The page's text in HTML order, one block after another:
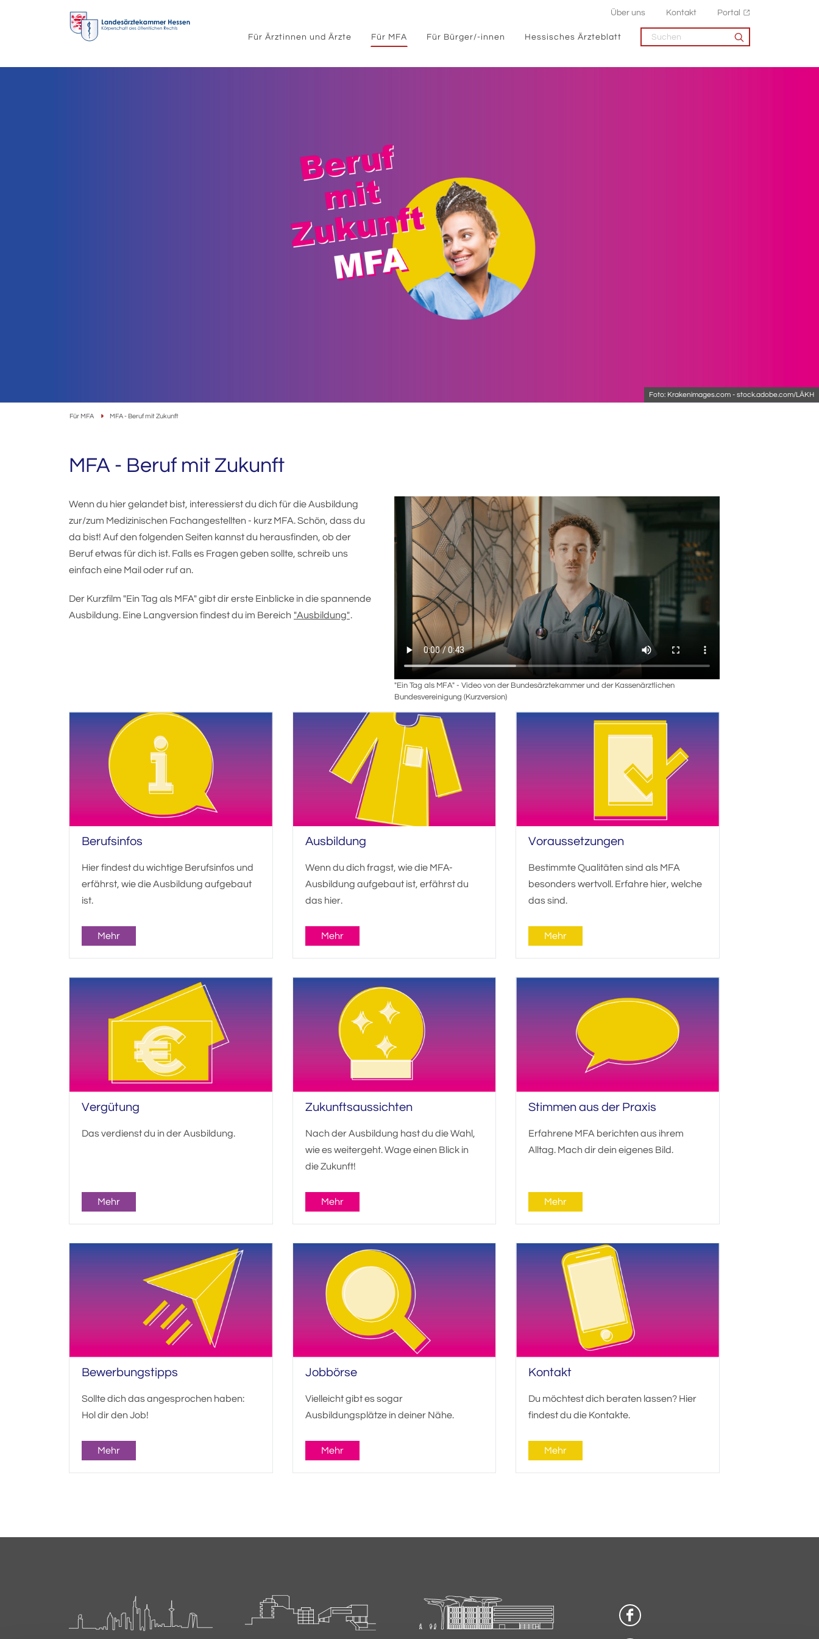
Über uns Kontakt Portal
Für Ärztinnen und Ärzte Für MFA Für Bürger/-innen Hessisches Ärzteblatt
Foto: Krakenimages.com - stock.adobe.com/LÄKH
Für MFA MFA - Beruf mit Zukunft
MFA - Beruf mit Zukunft
"Ein Tag als MFA" - Video von der Bundesärztekammer und der Kassenärztlichen
Bundesvereinigung (Kurzversion)
Wenn du hier gelandet bist, interessierst du dich für die Ausbildung
zur/zum Medizinischen Fachangestellten - kurz MFA. Schön, dass du
da bist! Auf den folgenden Seiten kannst du herausfinden, ob der
Beruf etwas für dich ist. Falls es Fragen geben sollte, schreib uns
einfach eine Mail oder ruf an.
Der Kurzfilm "Ein Tag als MFA" gibt dir erste Einblicke in die spannende
Ausbildung. Eine Langversion findest du im Bereich "Ausbildung".
Berufsinfos
Hier findest du wichtige Berufsinfos und
erfährst, wie die Ausbildung aufgebaut
ist.
Mehr
Ausbildung
Wenn du dich fragst, wie die MFA-
Ausbildung aufgebaut ist, erfährst du
das hier.
Mehr
Voraussetzungen
Bestimmte Qualitäten sind als MFA
besonders wertvoll. Erfahre hier, welche
das sind.
Mehr
Vergütung
Das verdienst du in der Ausbildung.
Mehr
Zukunftsaussichten
Nach der Ausbildung hast du die Wahl,
wie es weitergeht. Wage einen Blick in
die Zukunft!
Mehr
Stimmen aus der Praxis
Erfahrene MFA berichten aus ihrem
Alltag. Mach dir dein eigenes Bild.
Mehr
Bewerbungstipps
Sollte dich das angesprochen haben:
Hol dir den Job!
Mehr
Jobbörse
Vielleicht gibt es sogar
Ausbildungsplätze in deiner Nähe.
Mehr
Kontakt
Du möchtest dich beraten lassen? Hier
findest du die Kontakte.
Mehr